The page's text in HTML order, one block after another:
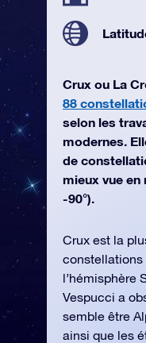
Crux ou La
88
selon les
modernes.
de
mieux vue en
-90°).
Crux est la
constellations
l’hémisphère
Vespucci a
semble être
ainsi que les